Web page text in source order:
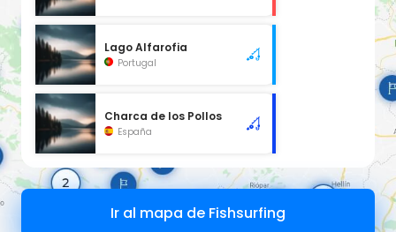
Lago Alfarofia
Portugal
Charca de los Pollos
España
Ir al mapa de Fishsurfing